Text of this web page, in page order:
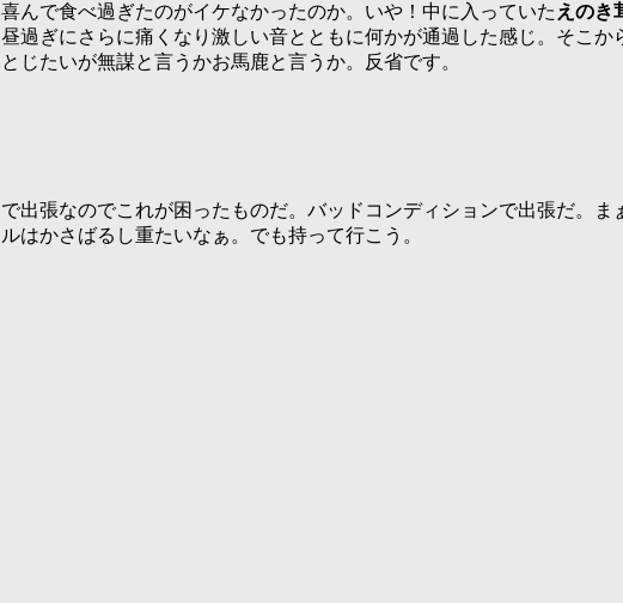
んで食べ過ぎたのがイケなかったのか。いや！中に入っていた えのき
過ぎにさらに痛くなり激しい音とともに何かが通過した感じ。そこ
じたいが無謀と言うかお馬鹿と言うか。反省です。
出張なのでこれが困ったものだ。バッドコンディションで出張だ。
はかさばるし重たいなぁ。でも持って行こう。